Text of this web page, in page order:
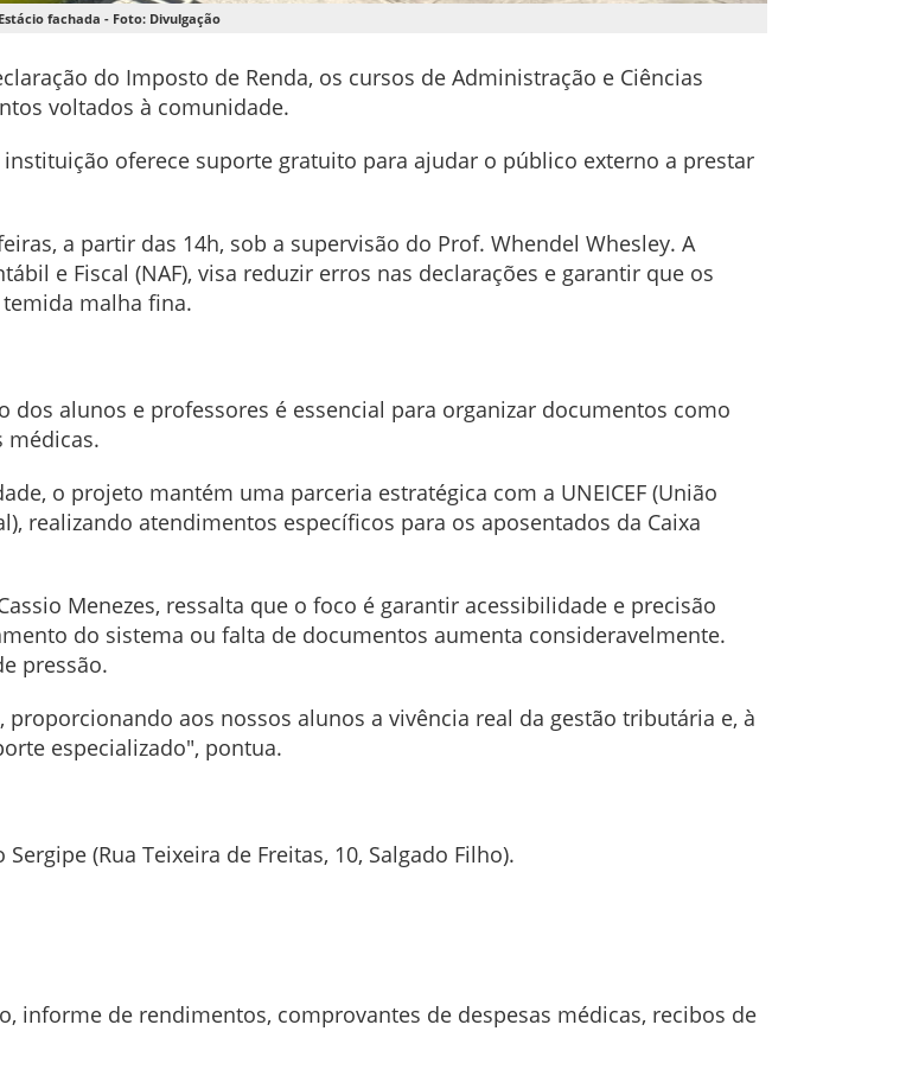
Estácio fachada - Foto: Divulgação
do Imposto de Renda, os cursos de Administração e Ciências
voltados à comunidade.
instituição oferece suporte gratuito para ajudar o público externo a prestar
a partir das 14h, sob a supervisão do Prof. Whendel Whesley. A
e Fiscal (NAF), visa reduzir erros nas declarações e garantir que os
malha fina.
alunos e professores é essencial para organizar documentos como
médicas.
o projeto mantém uma parceria estratégica com a UNEICEF (União
realizando atendimentos específicos para os aposentados da Caixa
Menezes, ressalta que o foco é garantir acessibilidade e precisão
do sistema ou falta de documentos aumenta consideravelmente.
pressão.
aos nossos alunos a vivência real da gestão tributária e, à
especializado", pontua.
(Rua Teixeira de Freitas, 10, Salgado Filho).
informe de rendimentos, comprovantes de despesas médicas, recibos de